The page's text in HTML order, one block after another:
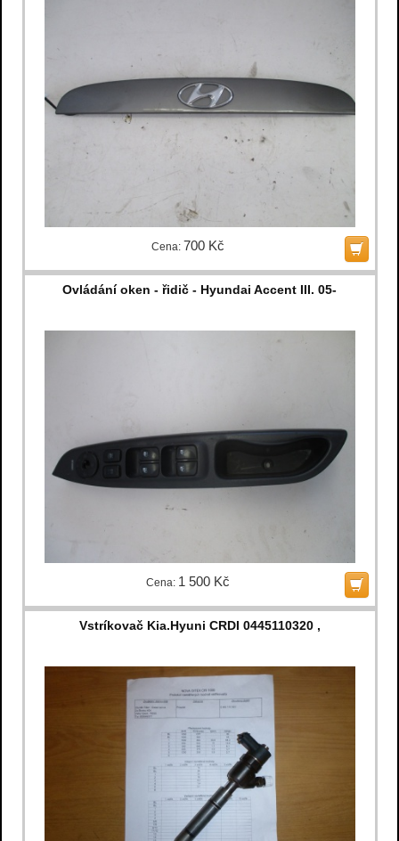
Cena: 700 Kč
Ovládání oken - řidič - Hyundai Accent III. 05-
Cena: 1 500 Kč
Vstríkovač Kia.Hyuni CRDI 0445110320 ,